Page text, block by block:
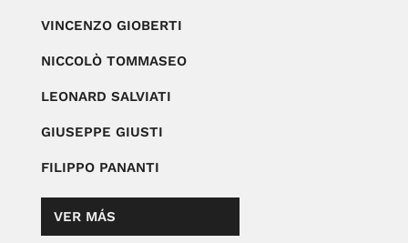
VINCENZO GIOBERTI
NICCOLÒ TOMMASEO
LEONARD SALVIATI
GIUSEPPE GIUSTI
FILIPPO PANANTI
VER MÁS